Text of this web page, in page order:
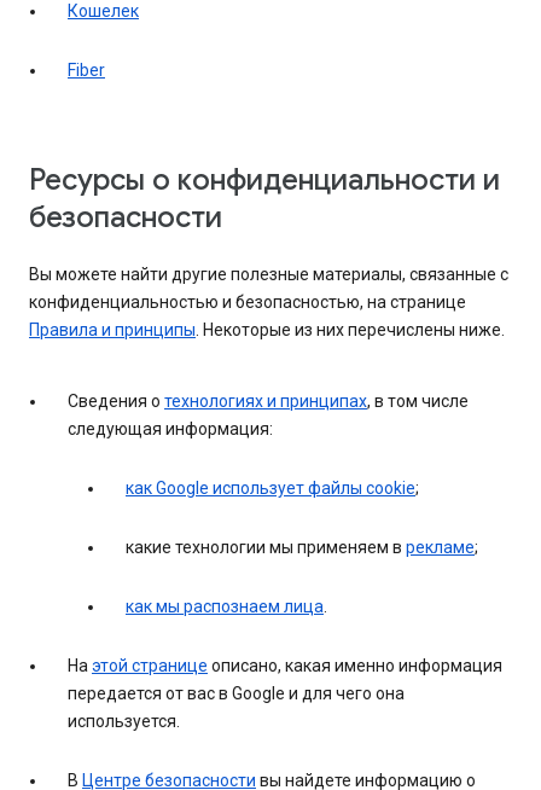
Кошелек
Fiber
Ресурсы о конфиденциальности и
безопасности
Вы можете найти другие полезные материалы, связанные с
конфиденциальностью и безопасностью, на странице
Правила и принципы. Некоторые из них перечислены ниже.
Сведения о технологиях и принципах, в том числе
следующая информация:
как Google использует файлы cookie;
какие технологии мы применяем в рекламе;
как мы распознаем лица.
Наэтой странице описано, какая именно информация
передается от вас в Google и для чего она
используется.
В Центре безопасности вы найдете информацию о